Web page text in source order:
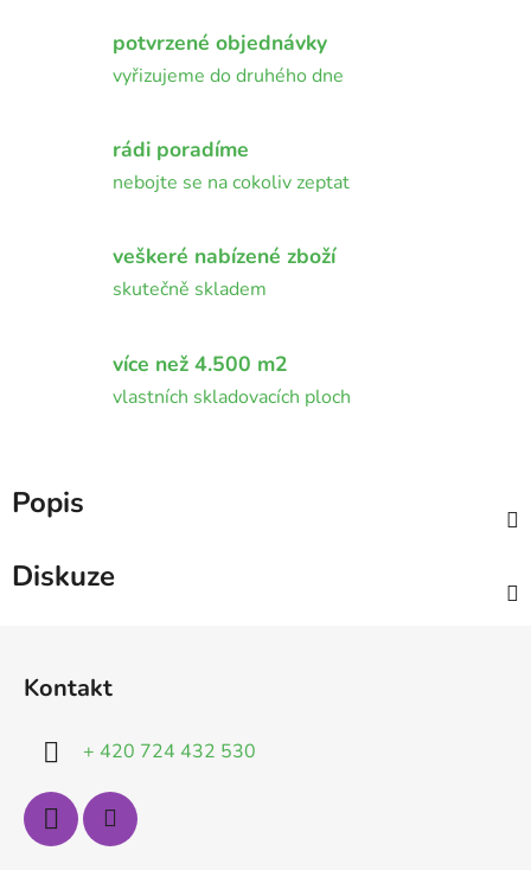
potvrzené objednávky
vyřizujeme do druhého dne
rádi poradíme
nebojte se na cokoliv zeptat
veškeré nabízené zboží
skutečně skladem
více než 4.500 m2
vlastních skladovacích ploch
Popis
Diskuze
Kontakt
+ 420 724 432 530